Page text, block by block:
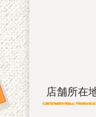
店舗所在